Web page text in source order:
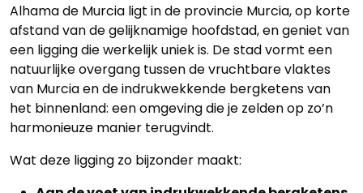
Alhama de Murcia ligt in de provincie Murcia, op korte
afstand van de gelijknamige hoofdstad, en geniet van
een ligging die werkelijk uniek is. De stad vormt een
natuurlijke overgang tussen de vruchtbare vlaktes
van Murcia en de indrukwekkende bergketens van
het binnenland: een omgeving die je zelden op zo’n
harmonieuze manier terugvindt.
Wat deze ligging zo bijzonder maakt: